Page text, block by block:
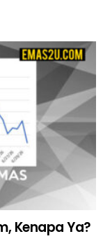
Kenapa Ya?